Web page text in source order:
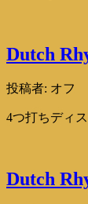
Dutch
投稿者: オフ
4つ打ちディ
Dutch